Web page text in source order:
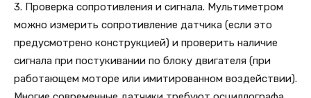
3. Проверка сопротивления и сигнала. Мультиметром
можно измерить сопротивление датчика (если это
предусмотрено конструкцией) и проверить наличие
сигнала при постукивании по блоку двигателя (при
работающем моторе или имитированном воздействии).